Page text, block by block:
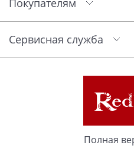
Покупателям
Сервисная служба
Полная